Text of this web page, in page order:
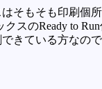
そもそも印刷個
スのReady to
きている方なの